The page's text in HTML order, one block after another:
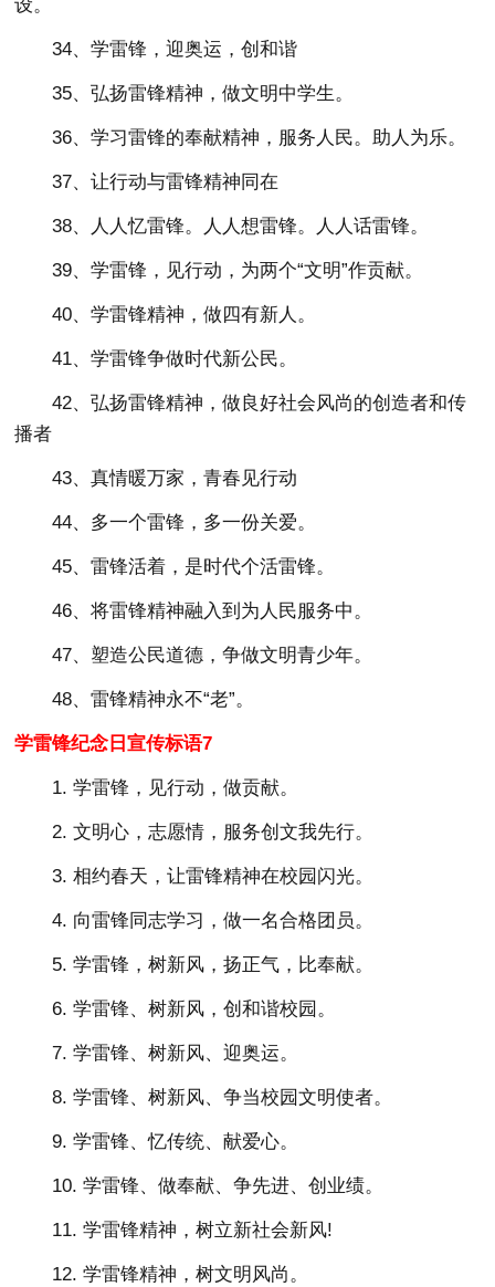
设。
34、学雷锋，迎奥运，创和谐
35、弘扬雷锋精神，做文明中学生。
36、学习雷锋的奉献精神，服务人民。助人为乐。
37、让行动与雷锋精神同在
38、人人忆雷锋。人人想雷锋。人人话雷锋。
39、学雷锋，见行动，为两个“文明”作贡献。
40、学雷锋精神，做四有新人。
41、学雷锋争做时代新公民。
42、弘扬雷锋精神，做良好社会风尚的创造者和传
播者
43、真情暖万家，青春见行动
44、多一个雷锋，多一份关爱。
45、雷锋活着，是时代个活雷锋。
46、将雷锋精神融入到为人民服务中。
47、塑造公民道德，争做文明青少年。
48、雷锋精神永不“老”。
学雷锋纪念日宣传标语7
1. 学雷锋，见行动，做贡献。
2. 文明心，志愿情，服务创文我先行。
3. 相约春天，让雷锋精神在校园闪光。
4. 向雷锋同志学习，做一名合格团员。
5. 学雷锋，树新风，扬正气，比奉献。
6. 学雷锋、树新风，创和谐校园。
7. 学雷锋、树新风、迎奥运。
8. 学雷锋、树新风、争当校园文明使者。
9. 学雷锋、忆传统、献爱心。
10. 学雷锋、做奉献、争先进、创业绩。
11. 学雷锋精神，树立新社会新风!
12. 学雷锋精神，树文明风尚。